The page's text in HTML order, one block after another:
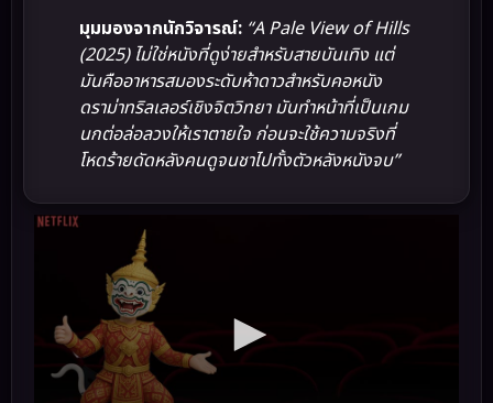
มุมมองจากนักวิจารณ์: “A Pale View of Hills
(2025) ไม่ใช่หนังที่ดูง่ายสำหรับสายบันเทิง แต่
มันคืออาหารสมองระดับห้าดาวสำหรับคอหนัง
ดราม่าทริลเลอร์เชิงจิตวิทยา มันทำหน้าที่เป็นเกม
นกต่อล่อลวงให้เราตายใจ ก่อนจะใช้ความจริงที่
โหดร้ายดัดหลังคนดูจนชาไปทั้งตัวหลังหนังจบ”